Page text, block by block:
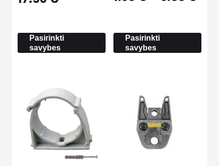
through
17.50 €
Pasirinkti
savybes
Pasirinkti
savybes